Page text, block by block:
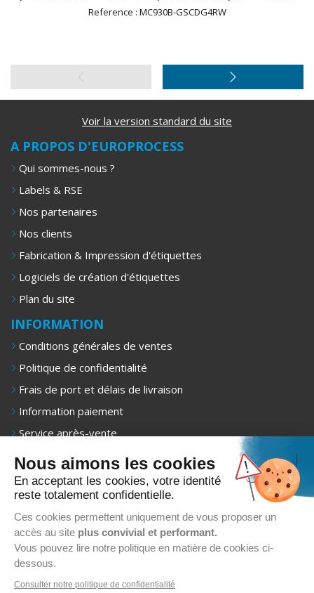
Reference : MC930B-GSCDG4RW
Voir la version standard du site
A PROPOS D'EUROPROCESS
Qui sommes-nous ?
Labels & RSE
Nos partenaires
Nos clients
Fabrication & Impression d'étiquettes
Logiciels de création d'étiquettes
Plan du site
INFORMATION
Conditions générales de ventes
Politique de confidentialité
Frais de port et délais de livraison
Information paiement
Service après-vente
Mentions légales
NEWSLETTER
Recevez 1 fois/mois nos offres exclusives, promotions et
conseils d’achat.
5€ offerts sur votre premier achat.
Nous aimons les cookies
En acceptant les cookies, votre identité
reste totalement confidentielle.
Ces cookies permettent uniquement de vous proposer un
accès au site plus convivial et performant.
Vous pouvez lire notre politique en matière de cookies ci-
dessous.
Consulter notre politique de confidentialité